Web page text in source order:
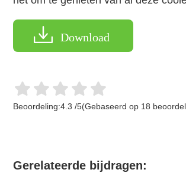
Download
Beoordeling:4.3 /5(Gebaseerd op 18
Gerelateerde bijdragen: